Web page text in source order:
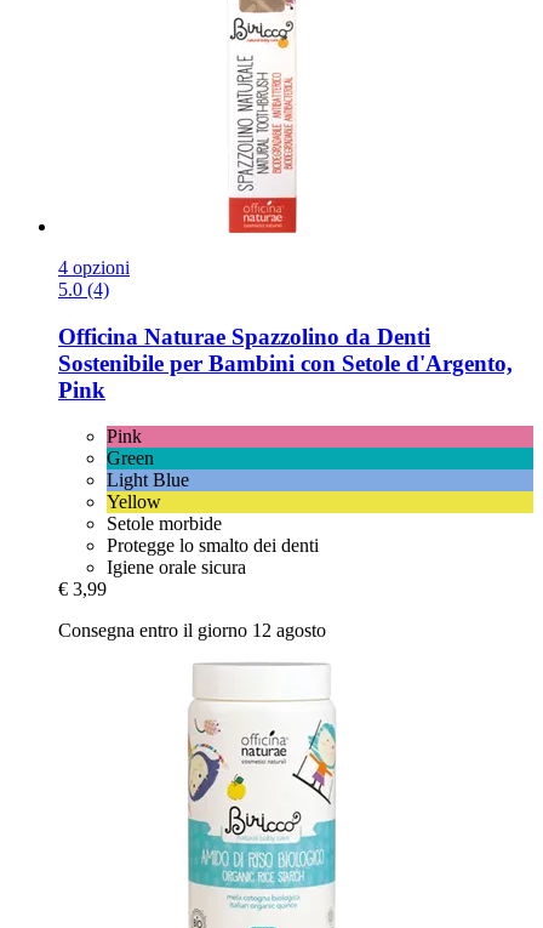
4 opzioni
5.0 (4)
Officina Naturae Spazzolino da Denti
Sostenibile per Bambini con Setole d'Argento,
Pink
Pink
Green
Light Blue
Yellow
Setole morbide
Protegge lo smalto dei denti
Igiene orale sicura
€ 3,99
Consegna entro il giorno 12 agosto